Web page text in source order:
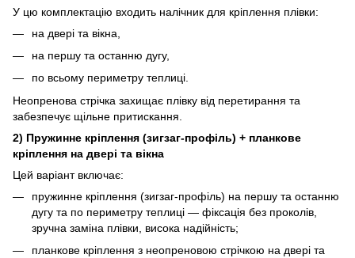
У цю комплектацію входить налічник для кріплення плівки:
на двері та вікна,
на першу та останню дугу,
по всьому периметру теплиці.
Неопренова стрічка захищає плівку від перетирання та
забезпечує щільне притискання.
2) Пружинне кріплення (зигзаг‑профіль) + планкове
кріплення на двері та вікна
Цей варіант включає:
пружинне кріплення (зигзаг‑профіль) на першу та останню
дугу та по периметру теплиці — фіксація без проколів,
зручна заміна плівки, висока надійність;
планкове кріплення з неопреновою стрічкою на двері та